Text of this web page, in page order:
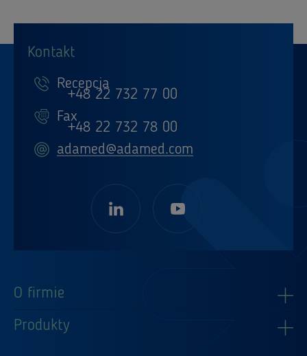
O firmie
Produkty
Kontakt
Recepcja
+48 22 732 77 00
Fax
+48 22 732 78 00
adamed@adamed.com